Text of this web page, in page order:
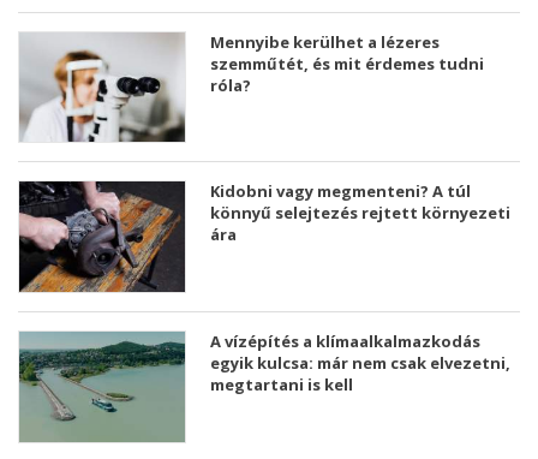
Mennyibe kerülhet a lézeres
szemműtét, és mit érdemes tudni
róla?
Kidobni vagy megmenteni? A túl
könnyű selejtezés rejtett környezeti
ára
A vízépítés a klímaalkalmazkodás
egyik kulcsa: már nem csak elvezetni,
megtartani is kell